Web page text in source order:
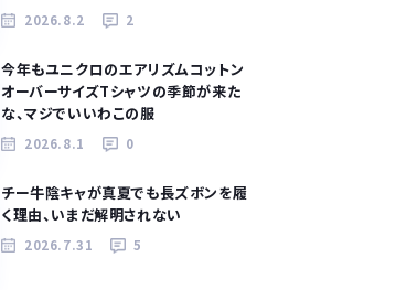
2026.8.2 2
今年もユニクロのエアリズムコットン
オーバーサイズTシャツの季節が来た
な、マジでいいわこの服
2026.8.1 0
チー牛陰キャが真夏でも長ズボンを履
く理由、いまだ解明されない
2026.7.31 5